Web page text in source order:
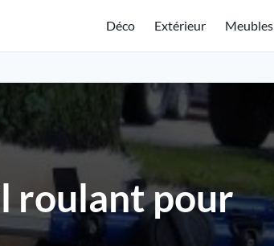
Déco Extérieur Meubles
roulant pour